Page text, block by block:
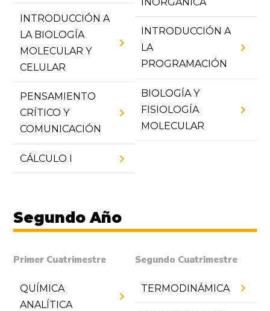
INTRODUCCIÓN A
LA BIOLOGÍA
MOLECULAR Y
CELULAR
chevron_right
PENSAMIENTO
CRÍTICO Y
COMUNICACIÓN
chevron_right
CÁLCULO I chevron_right
INTRODUCCIÓN A
LA
PROGRAMACIÓN
chevron_right
BIOLOGÍA Y
FISIOLOGÍA
MOLECULAR
chevron_right
Segundo Año
Primer Cuatrimestre
QUÍMICA
ANALÍTICA
chevron_right
Segundo Cuatrimestre
TERMODINÁMICA chevron_right